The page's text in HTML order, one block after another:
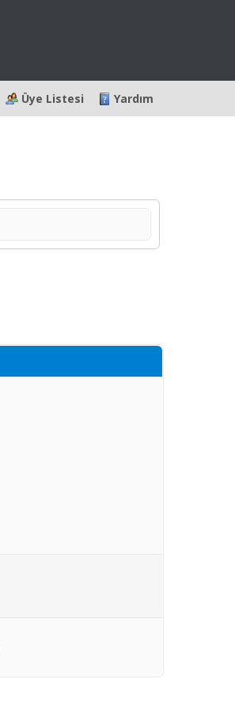
Üye Listesi Yardım